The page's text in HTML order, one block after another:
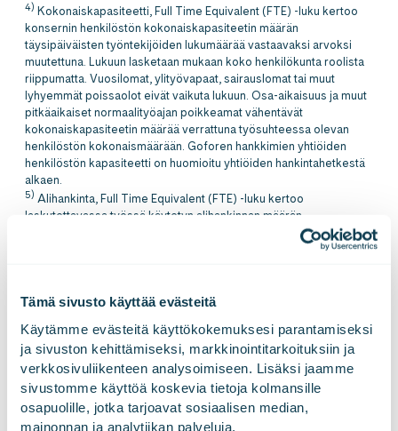
Tämä sivusto käyttää evästeitä
Käytämme evästeitä käyttökokemuksesi parantamiseksi
ja sivuston kehittämiseksi, markkinointitarkoituksiin ja
verkkosivuliikenteen analysoimiseen. Lisäksi jaamme
sivustomme käyttöä koskevia tietoja kolmansille
osapuolille, jotka tarjoavat sosiaalisen median,
mainonnan ja analytiikan palveluja.
4) Kokonaiskapasiteetti, Full Time Equivalent (FTE) -luku kertoo
konsernin henkilöstön kokonaiskapasiteetin määrän
täysipäiväisten työntekijöiden lukumäärää vastaavaksi arvoksi
muutettuna. Lukuun lasketaan mukaan koko henkilökunta roolista
riippumatta. Vuosilomat, ylityövapaat, sairauslomat tai muut
lyhyemmät poissaolot eivät vaikuta lukuun. Osa-aikaisuus ja muut
pitkäaikaiset normaalityöajan poikkeamat vähentävät
kokonaiskapasiteetin määrää verrattuna työsuhteessa olevan
henkilöstön kokonaismäärään. Goforen hankkimien yhtiöiden
henkilöstön kapasiteetti on huomioitu yhtiöiden hankintahetkestä
alkaen.
5) Alihankinta, Full Time Equivalent (FTE) -luku kertoo
laskutettavassa työssä käytetyn alihankinnan määrän
täysipäiväisten työntekijöiden lukumäärää vastaavaksi arvoksi
muutettuna. Goforen hankkimien yhtiöiden käyttämä alihankinta on
Vuosi 2021
Kuukausi (2021)
Liikevaihto,
milj. euroa
(liikevaihto
2020)
Henkilöstö-
määrä
Työpäivien
lukumäärä
Suomessa
Oma
kapasiteetti,